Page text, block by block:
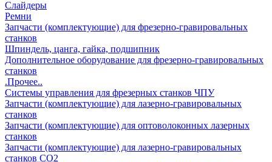
Слайдеры
Ремни
Запчасти (комплектующие) для фрезерно-гравировальных
станков
Шпиндель, цанга, гайка, подшипник
Дополнительное оборудование для фрезерно-гравировальных
станков
.Прочее..
Системы управления для фрезерных станков ЧПУ
Запчасти (комплектующие) для лазерно-гравировальных
станков
Запчасти (комплектующие) для оптоволоконных лазерных
станков
Запчасти (комплектующие) для лазерно-гравировальных
станков CO2